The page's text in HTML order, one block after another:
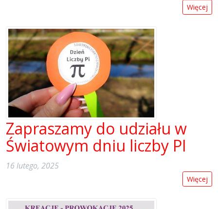
Więcej
Zapraszamy do udziału w
Światowym dniu liczby PI
16 lutego, 2025
Więcej